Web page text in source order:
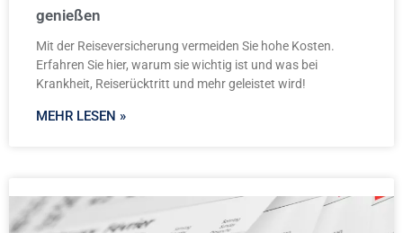
genießen
Mit der Reiseversicherung vermeiden Sie hohe Kosten.
Erfahren Sie hier, warum sie wichtig ist und was bei
Krankheit, Reiserücktritt und mehr geleistet wird!
MEHR LESEN »